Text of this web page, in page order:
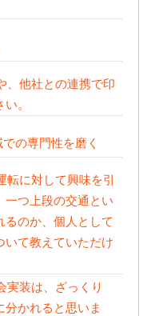
他社との連携で印
。
の専門性を磨く
に対して興味を引
一つ上段の交通とい
るのか、個人として
いて教えていただけ
装は、ざっくり
分かれると思いま